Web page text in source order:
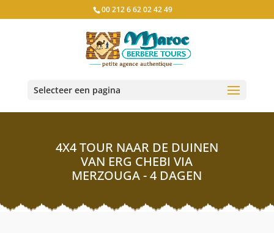
00 212 6 62 02 42 49
Selecteer een pagina
4X4 TOUR NAAR DE DUINEN
VAN ERG CHEBI VIA
MERZOUGA - 4 DAGEN